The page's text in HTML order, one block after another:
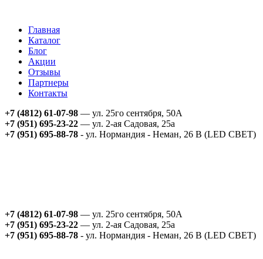
Главная
Каталог
Блог
Акции
Отзывы
Партнеры
Контакты
+7 (4812) 61-07-98 — ул. 25го сентября, 50А
+7 (951) 695-23-22 — ул. 2-ая Садовая, 25а
+7 (951) 695-88-78 - ул. Нормандия - Неман, 26 В (LED СВЕТ)
+7 (4812) 61-07-98 — ул. 25го сентября, 50А
+7 (951) 695-23-22 — ул. 2-ая Садовая, 25а
+7 (951) 695-88-78 - ул. Нормандия - Неман, 26 В (LED СВЕТ)